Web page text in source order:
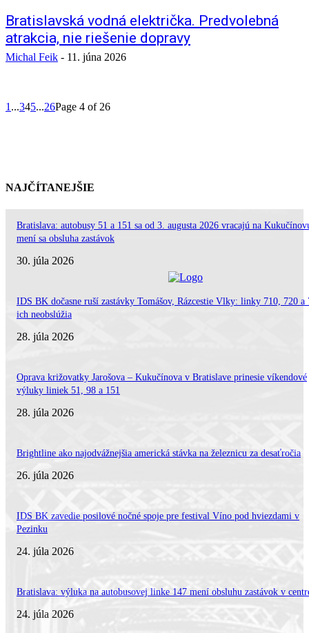
Bratislavská vodná električka. Predvolebná
atrakcia, nie riešenie dopravy
Michal Feik - 11. júna 2026
1 ...345...26Page 4 of 26
NAJČÍTANEJŠIE
Bratislava: autobusy 51 a 151 sa od 3. augusta 2026 vracajú na
mení sa obsluha zastávok
30. júla 2026
IDS BK dočasne ruší zastávky Tomášov, Rázcestie Vlky: linky 710, 720 a
ich neobslúžia
28. júla 2026
Oprava križovatky Jarošova – Kukučínova v Bratislave prinesie víkendové
výluky liniek 51, 98 a 151
28. júla 2026
Brightline ako najodvážnejšia americká stávka na železnicu za desaťročia
26. júla 2026
IDS BK zavedie posilové nočné spoje pre festival Víno pod hviezdami v
Pezinku
24. júla 2026
Bratislava: výluka na autobusovej linke 147 mení obsluhu zastávok v
24. júla 2026